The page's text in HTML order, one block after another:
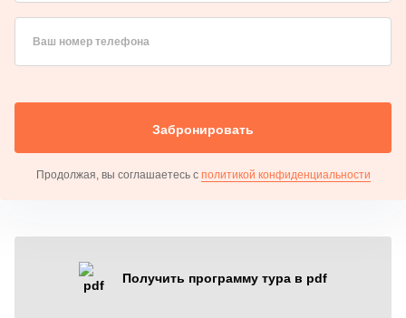
Ваш номер телефона
Забронировать
Продолжая, вы соглашаетесь с политикой конфиденциальности
Получить программу тура в pdf